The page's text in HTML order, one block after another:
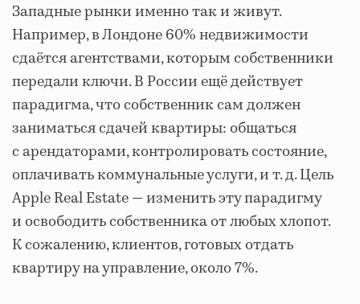
Западные рынки именно так и живут.
Например, в Лондоне 60% недвижимости
сдаётся агентствами, которым собственники
передали ключи. В России ещё действует
парадигма, что собственник сам должен
заниматься сдачей квартиры: общаться
с арендаторами, контролировать состояние,
оплачивать коммунальные услуги, и т. д. Цель
Apple Real Estate — изменить эту парадигму
и освободить собственника от любых хлопот.
К сожалению, клиентов, готовых отдать
квартиру на управление, около 7%.